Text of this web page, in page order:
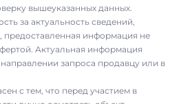
вышеуказанных данных.
за актуальность сведений,
предоставленная информация не
Актуальная информация
запроса продавцу или в
с тем, что перед участием в